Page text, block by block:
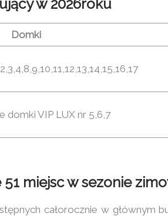
w 2026roku
Domki
domki VIP LUX nr 5,6,7
miejsc w sezonie
całorocznie w głównym